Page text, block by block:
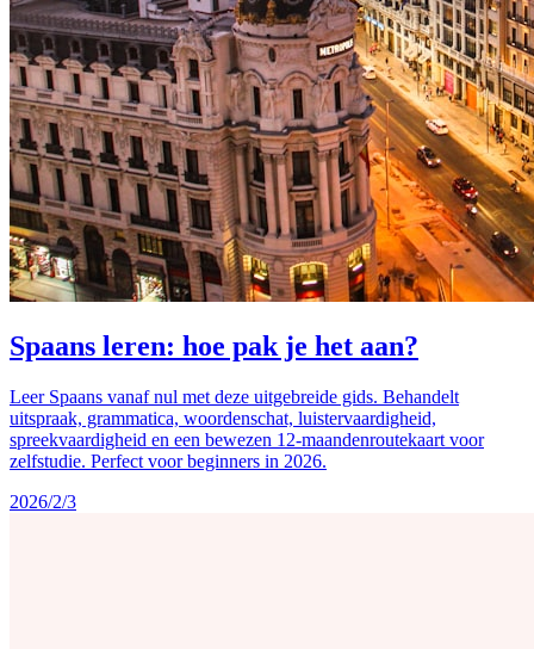
Spaans leren: hoe pak je het aan?
Leer Spaans vanaf nul met deze uitgebreide gids. Behandelt
uitspraak, grammatica, woordenschat, luistervaardigheid,
spreekvaardigheid en een bewezen 12-maandenroutekaart voor
zelfstudie. Perfect voor beginners in 2026.
2026/2/3